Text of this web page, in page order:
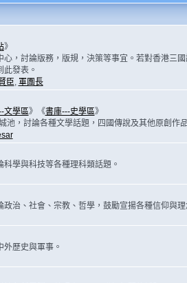
》
心，討論版務，版規，決策等事宜。若對香港三
此發表。
臣, 軍團長
文學區》《書庫---史學區》
池，討論各種文學話題，四國傳說及其他原創作
學與科技等各種理科類話題。
政治、社會、宗教、哲學，鼓勵宣揚各種信仰與理
歷史與軍事。